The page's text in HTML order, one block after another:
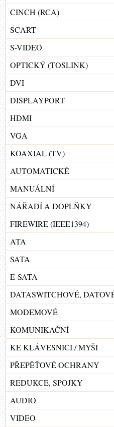
CINCH (RCA)
SCART
S-VIDEO
OPTICKÝ (TOSLINK)
DVI
DISPLAYPORT
HDMI
VGA
KOAXIAL (TV)
AUTOMATICKÉ
MANUÁLNÍ
NÁŘADÍ A DOPLŇKY
FIREWIRE (IEEE1394)
ATA
SATA
E-SATA
DATASWITCHOVÉ,
MODEMOVÉ
KOMUNIKAČNÍ
KE KLÁVESNICI / MYŠI
PŘEPĚŤOVÉ OCHRANY
REDUKCE, SPOJKY
AUDIO
VIDEO